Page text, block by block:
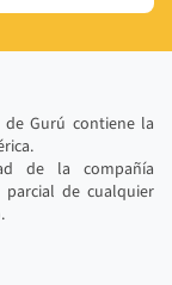
de Gurú contiene la
de la compañía
de cualquier